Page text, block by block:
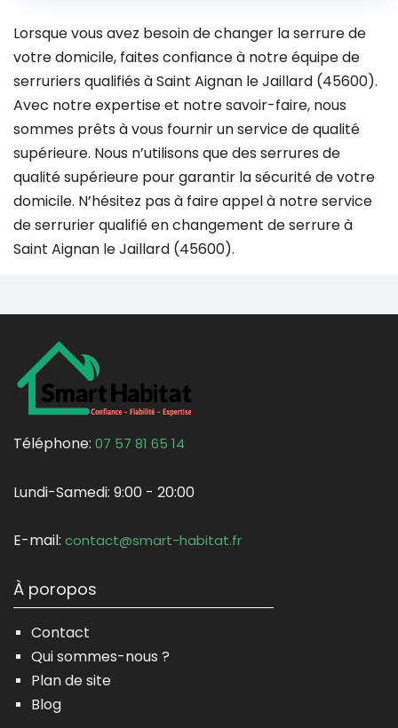
Lorsque vous avez besoin de changer la serrure de
votre domicile, faites confiance à notre équipe de
serruriers qualifiés à Saint Aignan le Jaillard (45600).
Avec notre expertise et notre savoir-faire, nous
sommes prêts à vous fournir un service de qualité
supérieure. Nous n’utilisons que des serrures de
qualité supérieure pour garantir la sécurité de votre
domicile. N’hésitez pas à faire appel à notre service
de serrurier qualifié en changement de serrure à
Saint Aignan le Jaillard (45600).
Téléphone: 07 57 81 65 14
Lundi-Samedi: 9:00 - 20:00
E-mail: contact@smart-habitat.fr
À poropos
Contact
Qui sommes-nous ?
Plan de site
Blog